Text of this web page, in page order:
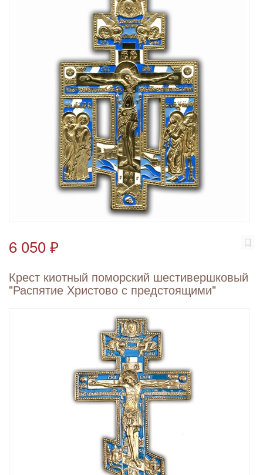
6 050 ₽
Крест киотный поморский шестивершковый
"Распятие Христово с предстоящими"